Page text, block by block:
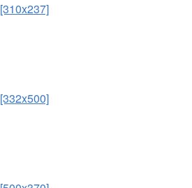
[310x237]
[332x500]